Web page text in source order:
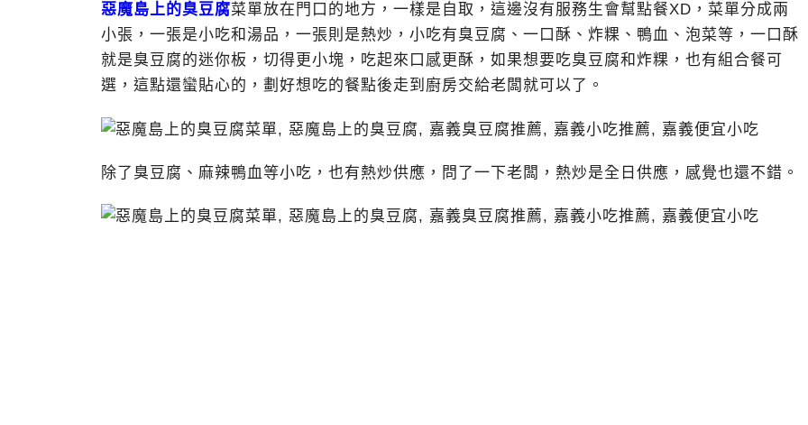
惡魔島上的臭豆腐菜單放在門口的地方，一樣是自取，這邊沒有服務生會幫點餐XD，菜單分成兩
小張，一張是小吃和湯品，一張則是熱炒，小吃有臭豆腐、一口酥、炸粿、鴨血、泡菜等，一口酥
就是臭豆腐的迷你板，切得更小塊，吃起來口感更酥，如果想要吃臭豆腐和炸粿，也有組合餐可
選，這點還蠻貼心的，劃好想吃的餐點後走到廚房交給老闆就可以了。
除了臭豆腐、麻辣鴨血等小吃，也有熱炒供應，問了一下老闆，熱炒是全日供應，感覺也還不錯。